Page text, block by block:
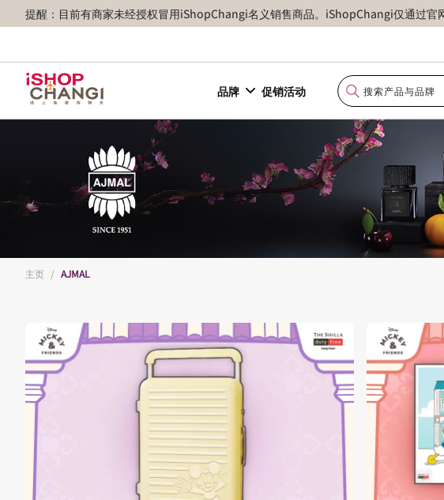
提醒：目前有商家未经授权冒用iShopChangi名义销售商品。iShopChangi仅通过
品牌 促销活动
主页 / AJMAL